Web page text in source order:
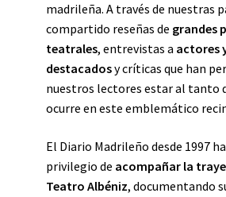
madrileña. A través de nuestras
compartido reseñas de grandes
teatrales, entrevistas a actores
destacadosy críticas que han
nuestros lectores estar al tanto
ocurre en este emblemático
El Diario Madrileño desde 1997
privilegio de acompañar la
Teatro Albéniz, documentando